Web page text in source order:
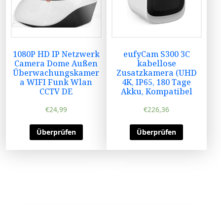
1080P HD IP Netzwerk
Camera Dome Außen
Überwachungskamer
a WIFI Funk Wlan
CCTV DE
€24,99
Überprüfen
eufyCam S300 3C
kabellose
Zusatzkamera (UHD
4K, IP65, 180 Tage
Akku, Kompatibel
€226,36
Überprüfen